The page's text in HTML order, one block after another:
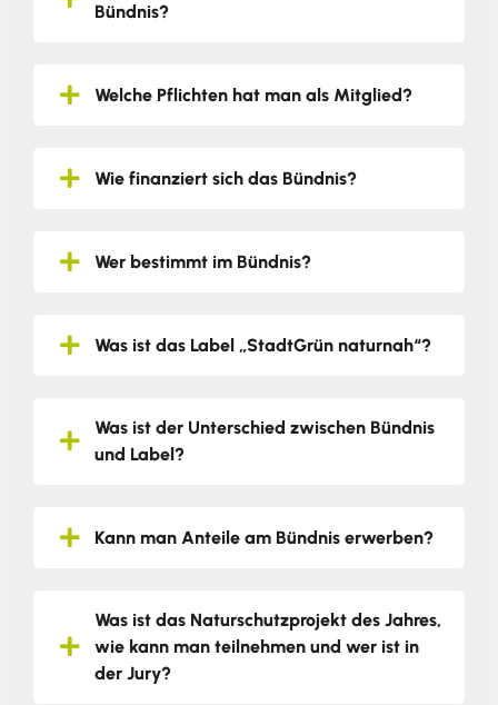
Bündnis?
Welche Pflichten hat man als Mitglied?
Wie finanziert sich das Bündnis?
Wer bestimmt im Bündnis?
Was ist das Label „StadtGrün naturnah“?
Was ist der Unterschied zwischen Bündnis
und Label?
Kann man Anteile am Bündnis erwerben?
Was ist das Naturschutzprojekt des Jahres,
wie kann man teilnehmen und wer ist in
der Jury?